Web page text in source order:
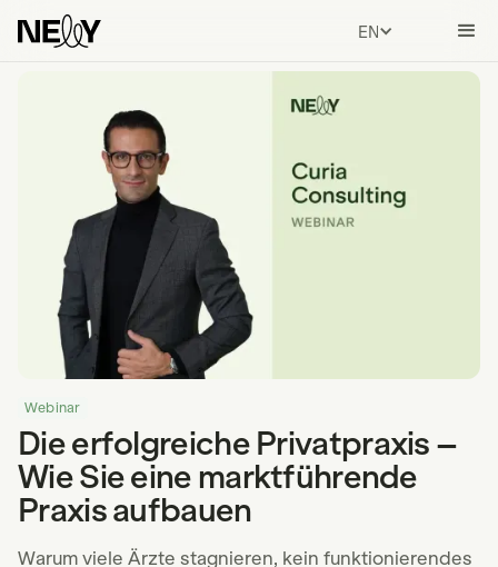
ENGLISH
Webinar
Die erfolgreiche Privatpraxis –
Wie Sie eine marktführende
Praxis aufbauen
Warum viele Ärzte stagnieren, kein funktionierendes